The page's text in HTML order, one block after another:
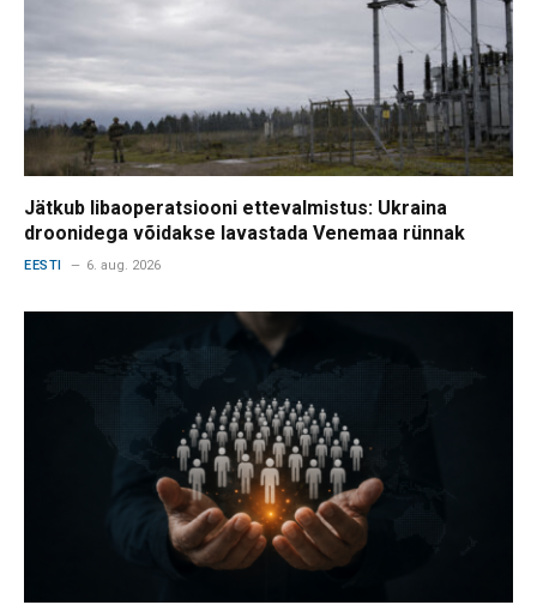
Jätkub libaoperatsiooni ettevalmistus: Ukraina
droonidega võidakse lavastada Venemaa rünnak
EESTI 6. aug. 2026